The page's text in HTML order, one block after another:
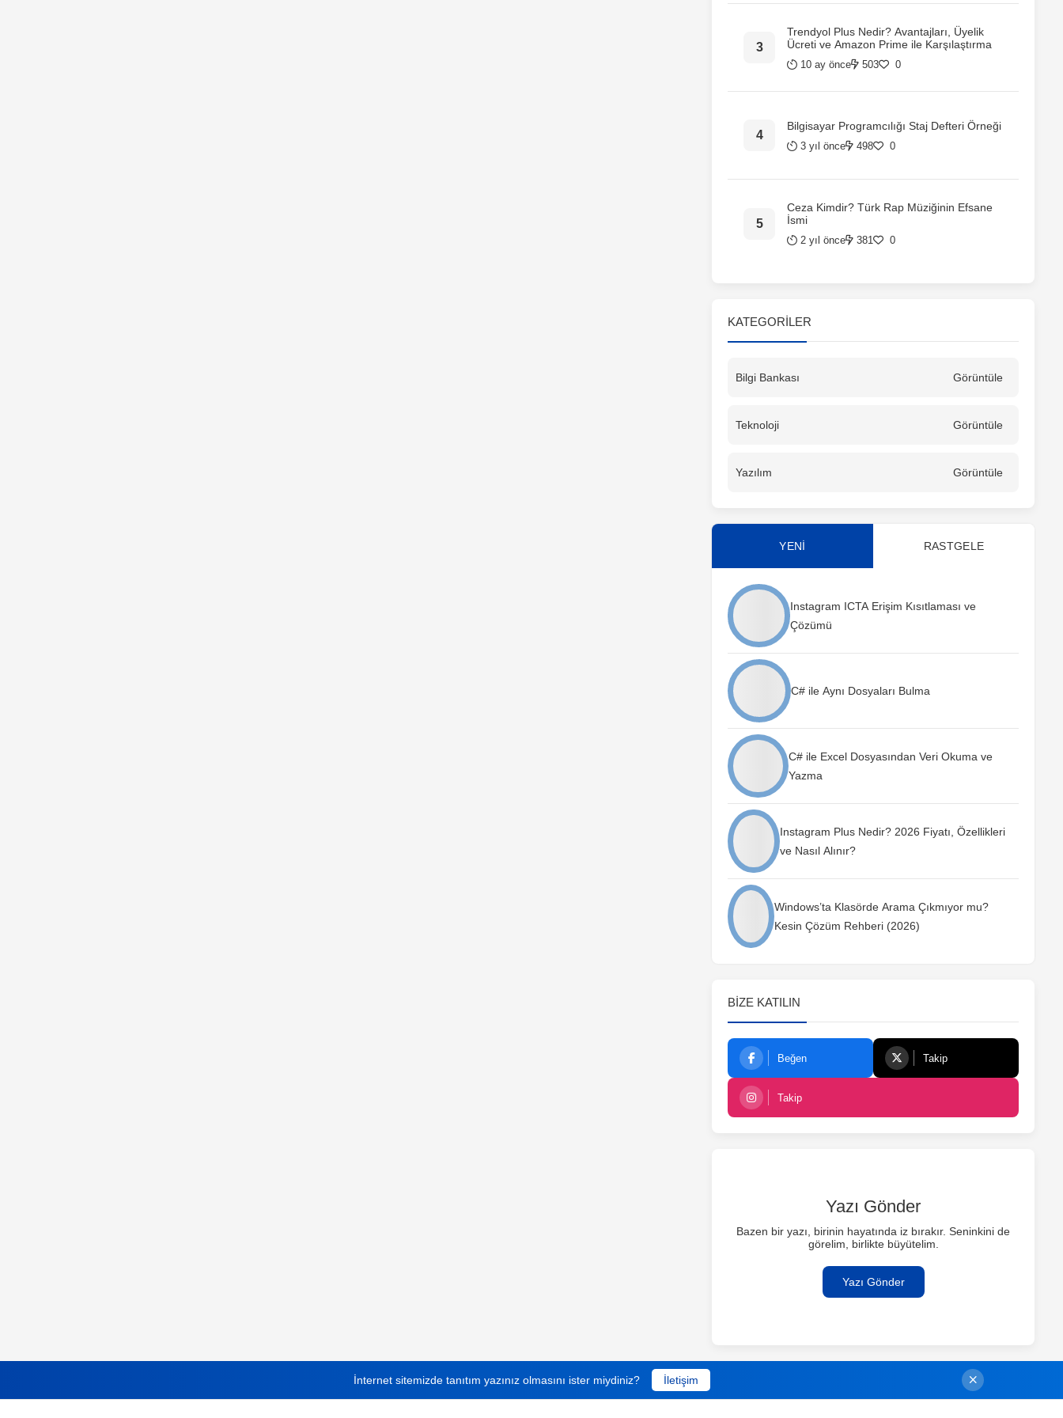
Trendyol Plus Nedir? Avantajları, Üyelik
Ücreti ve Amazon Prime ile Karşılaştırma
10 ay önce 503 0
Bilgisayar Programcılığı Staj Defteri Örneği
3 yıl önce 498 0
Ceza Kimdir? Türk Rap Müziğinin Efsane
İsmi
2 yıl önce 381 0
KATEGORILER
Bilgi Bankası Görüntüle
Teknoloji Görüntüle
Yazılım Görüntüle
YENİ RASTGELE
Instagram ICTA Erişim Kısıtlaması ve
Çözümü
C# ile Aynı Dosyaları Bulma
C# ile Excel Dosyasından Veri Okuma ve
Yazma
Instagram Plus Nedir? 2026 Fiyatı, Özellikleri
ve Nasıl Alınır?
Windows’ta Klasörde Arama Çıkmıyor mu?
Kesin Çözüm Rehberi (2026)
BIZE KATILIN
Beğen Takip
Takip
Yazı Gönder
Bazen bir yazı, birinin hayatında iz bırakır. Seninkini de
görelim, birlikte büyütelim.
Yazı Gönder
İnternet sitemizde tanıtım yazınız olmasını ister miydiniz? İletişim